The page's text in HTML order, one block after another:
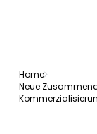
Home
Neue